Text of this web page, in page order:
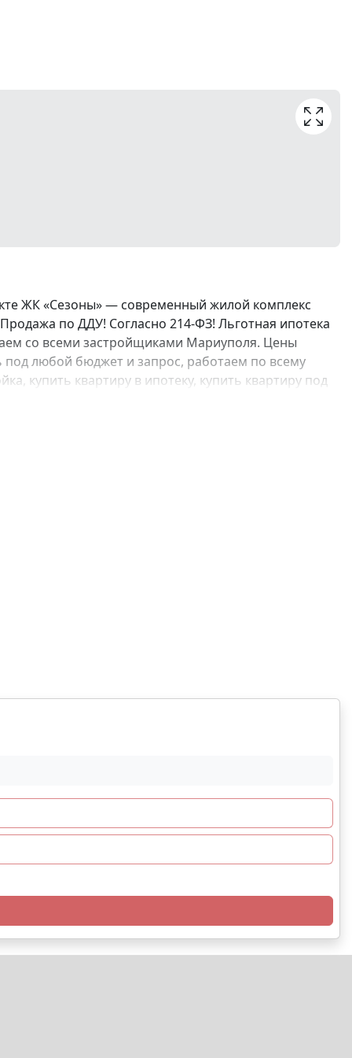
ЖК «Сезоны» — современный жилой комплекс
по ДДУ! Согласно 214-ФЗ! Льготная ипотека
со всеми застройщиками Мариуполя. Цены
любой бюджет и запрос, работаем по всему
купить квартиру в ипотеку, купить квартиру под